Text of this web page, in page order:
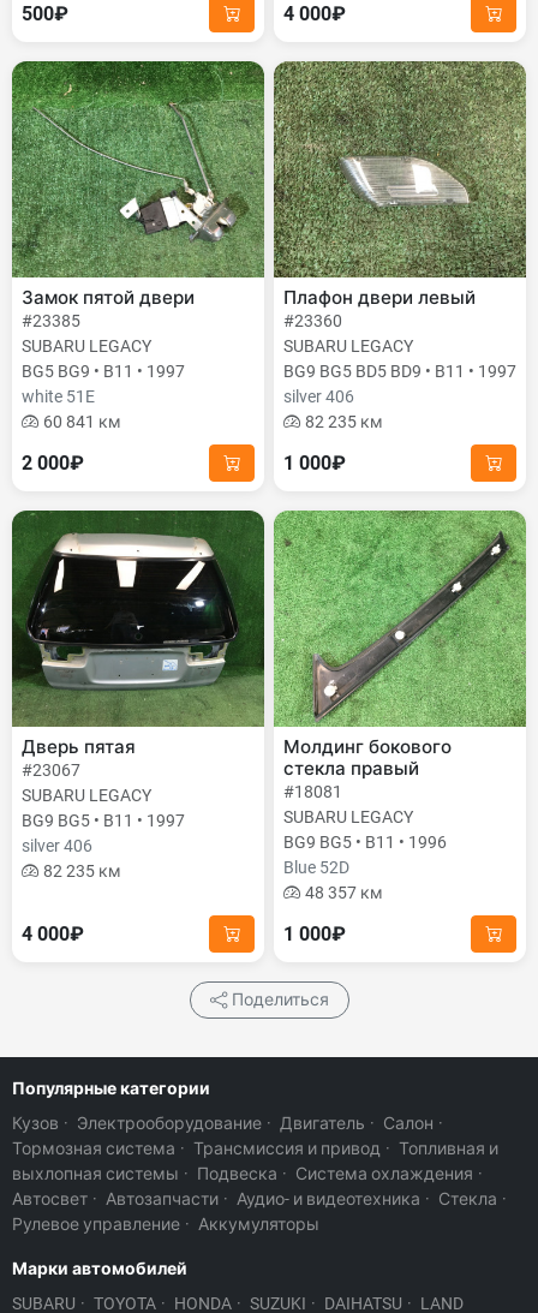
500₽ 4 000₽
Замок пятой двери
#23385
SUBARU LEGACY
BG5 BG9 • B11 • 1997
white 51E
60 841 км
2 000₽
Плафон двери левый
#23360
SUBARU LEGACY
BG9 BG5 BD5 BD9 • B11 • 1997
silver 406
82 235 км
1 000₽
Дверь пятая
#23067
SUBARU LEGACY
BG9 BG5 • B11 • 1997
silver 406
82 235 км
4 000₽
Молдинг бокового
стекла правый
#18081
SUBARU LEGACY
BG9 BG5 • B11 • 1996
Blue 52D
48 357 км
1 000₽
Поделиться
Популярные категории
Кузов · Электрооборудование · Двигатель · Салон ·
Тормозная система · Трансмиссия и привод · Топливная и
выхлопная системы · Подвеска · Система охлаждения ·
Автосвет · Автозапчасти · Аудио- и видеотехника · Стекла ·
Рулевое управление · Аккумуляторы
Марки автомобилей
SUBARU · TOYOTA · HONDA · SUZUKI · DAIHATSU · LAND